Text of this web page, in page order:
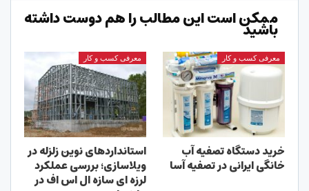
ممکن است این مطالب را هم دوست داشته
باشید
معرفی کسب و کار
خرید دستگاه تصفیه آب
خانگی ایرانی در تصفیه آسا
معرفی کسب و کار
استانداردهای نوین زلزله در
ویلاسازی؛ بررسی عملکرد
لرزه ای سازه ال اس اف در